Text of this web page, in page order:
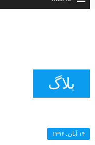
بلاگ
۱۴ آبان، ۱۳۹۶